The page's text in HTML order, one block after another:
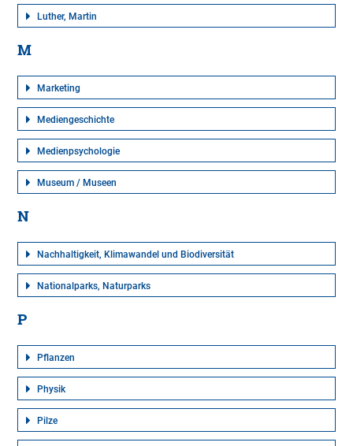
Luther, Martin
M
Marketing
Mediengeschichte
Medienpsychologie
Museum / Museen
N
Nachhaltigkeit, Klimawandel und Biodiversität
Nationalparks, Naturparks
P
Pflanzen
Physik
Pilze